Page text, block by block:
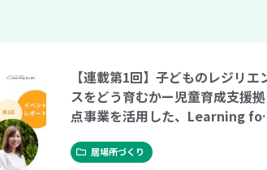
【連載第1回】子どものレジリエ
スをどう育むかー児童育成支援拠
点事業を活用した、Learning for
tup vol.30）
居場所づくり